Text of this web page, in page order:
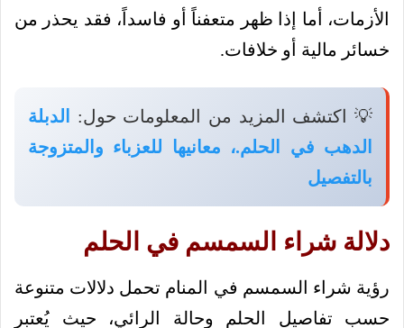
الأزمات، أما إذا ظهر متعفناً أو فاسداً، فقد يحذر من
خسائر مالية أو خلافات.
💡 اكتشف المزيد من المعلومات حول:
الدبلة
الدهب في الحلم.، معانيها للعزباء والمتزوجة
بالتفصيل
دلالة شراء السمسم في الحلم
رؤية شراء السمسم في المنام تحمل دلالات متنوعة
حسب تفاصيل الحلم وحالة الرائي، حيث يُعتبر